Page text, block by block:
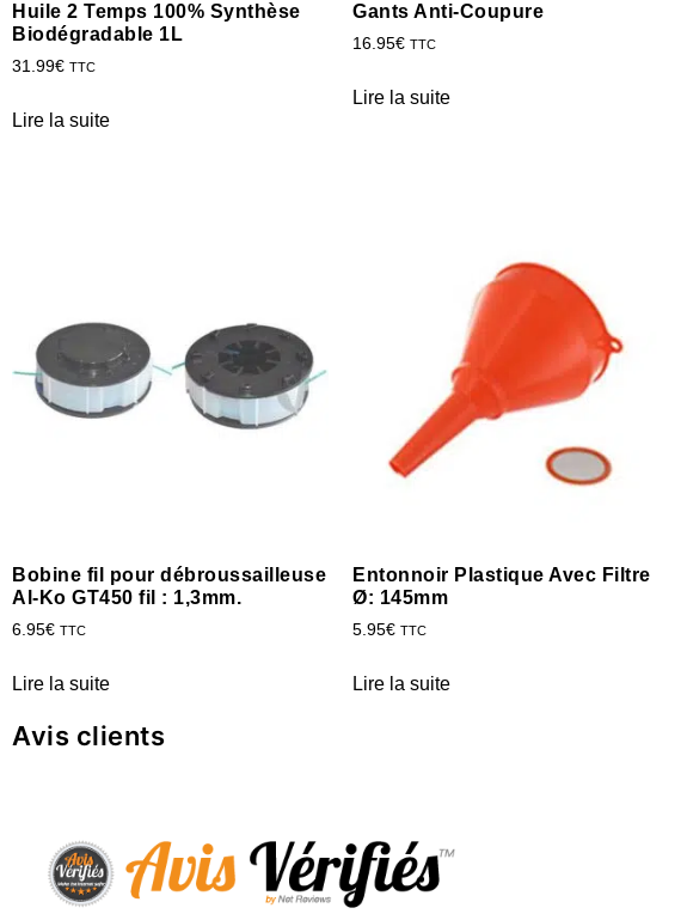
Huile 2 Temps 100% Synthèse
Biodégradable 1L
31.99€ TTC
Lire la suite
Gants Anti-Coupure
16.95€ TTC
Lire la suite
Bobine fil pour débroussailleuse
Al-Ko GT450 fil : 1,3mm.
6.95€ TTC
Lire la suite
Entonnoir Plastique Avec Filtre
Ø: 145mm
5.95€ TTC
Lire la suite
Avis clients